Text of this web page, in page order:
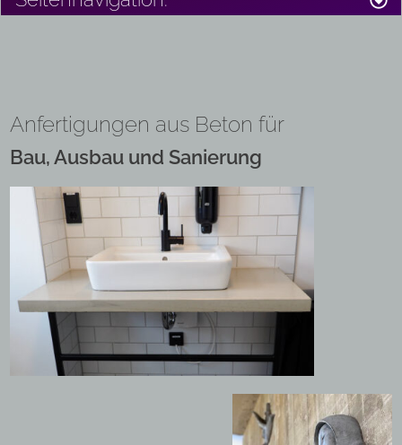
Anfertigungen aus Beton für
Bau, Ausbau und Sanierung